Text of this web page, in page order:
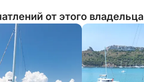
от этого владельца